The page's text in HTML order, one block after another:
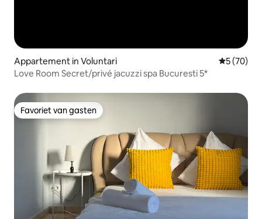
Appartement in Voluntari
5 (70)
Love Room Secret/privé jacuzzi spa Bucuresti 5*
Favoriet van gasten
Favoriet van gasten